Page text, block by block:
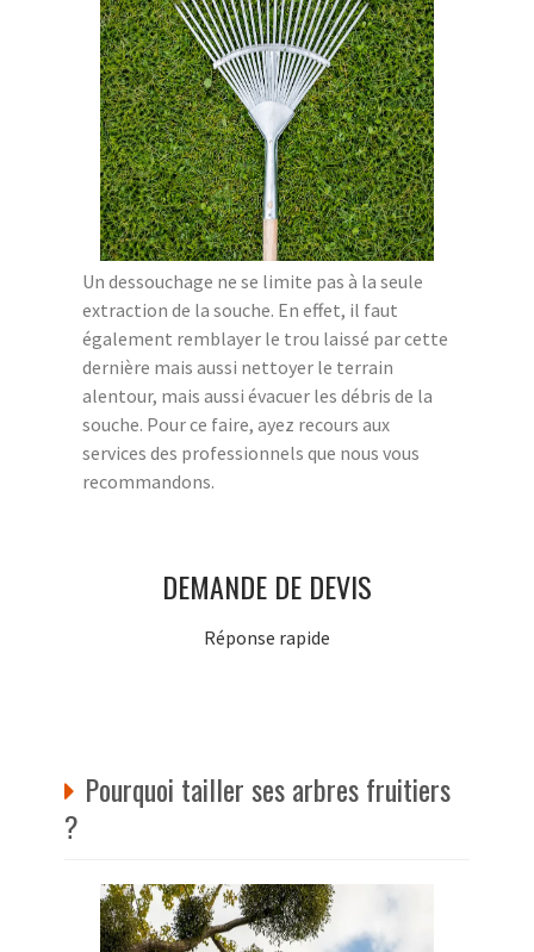
Un dessouchage ne se limite pas à la seule
extraction de la souche. En effet, il faut
également remblayer le trou laissé par cette
dernière mais aussi nettoyer le terrain
alentour, mais aussi évacuer les débris de la
souche. Pour ce faire, ayez recours aux
services des professionnels que nous vous
recommandons.
DEMANDE DE DEVIS
Réponse rapide
Pourquoi tailler ses arbres fruitiers
?